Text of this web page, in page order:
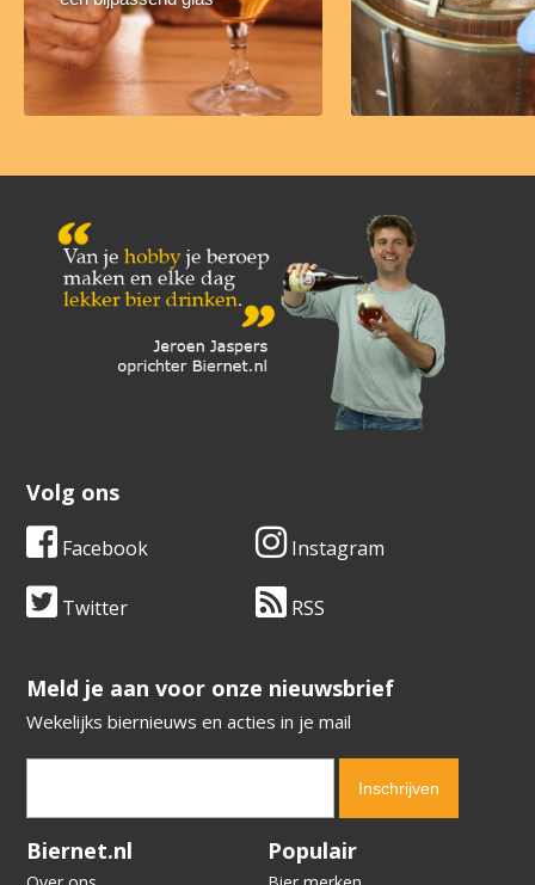
Volg ons
Facebook Instagram
Twitter RSS
​​​​​​​Meld je aan voor onze nieuwsbrief
Wekelijks biernieuws en acties in je mail
Verification code:
Biernet.nl Populair